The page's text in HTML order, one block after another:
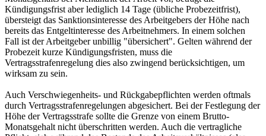
Kündigungsfrist aber lediglich 14 Tage (übliche Probezeitfrist),
übersteigt das Sanktionsinteresse des Arbeitgebers der Höhe nach
bereits das Entgeltinteresse des Arbeitnehmers. In einem solchen
Fall ist der Arbeitgeber unbillig "übersichert". Gelten während der
Probezeit kurze Kündigungsfristen, muss die
Vertragsstrafenregelung dies also zwingend berücksichtigen, um
wirksam zu sein.
Auch Verschwiegenheits- und Rückgabepflichten werden oftmals
durch Vertragsstrafenregelungen abgesichert. Bei der Festlegung der
Höhe der Vertragsstrafe sollte die Grenze von einem Brutto-
Monatsgehalt nicht überschritten werden. Auch die vertragliche